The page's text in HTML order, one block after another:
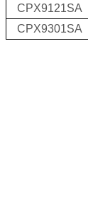
CPX9121SA
CPX9301SA